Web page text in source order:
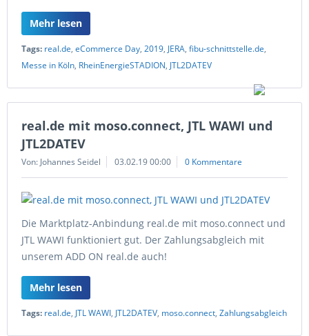
Mehr lesen
Tags: real.de, eCommerce Day, 2019, JERA, fibu-schnittstelle.de,
Messe in Köln, RheinEnergieSTADION, JTL2DATEV
real.de mit moso.connect, JTL WAWI und
JTL2DATEV
Von: Johannes Seidel 03.02.19 00:00 0 Kommentare
Die Marktplatz-Anbindung real.de mit moso.connect und
JTL WAWI funktioniert gut. Der Zahlungsabgleich mit
unserem ADD ON real.de auch!
Mehr lesen
Tags: real.de, JTL WAWI, JTL2DATEV, moso.connect, Zahlungsabgleich